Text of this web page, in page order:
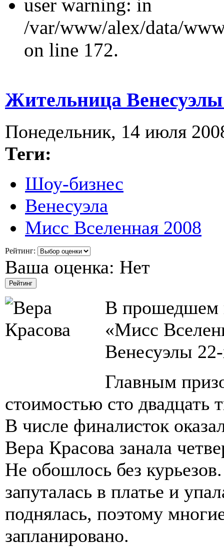
user warning: in
/var/www/alex/data/
on line 172.
Жительница
Понедельник, 14 июля
Теги:
Шоу-бизнес
Венесуэла
Мисс Вселенная 2008
Рейтинг:
Ваша оценка: Нет
В прошедшем
«Мисс
Венесуэлы
Главным
стоимостью сто двадцать
В числе финалисток
Вера Красова занала
Не обошлось без
запуталась в платье и
поднялась, поэтому
запланировано.